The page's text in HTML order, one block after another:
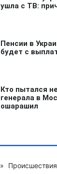
» Происшествия